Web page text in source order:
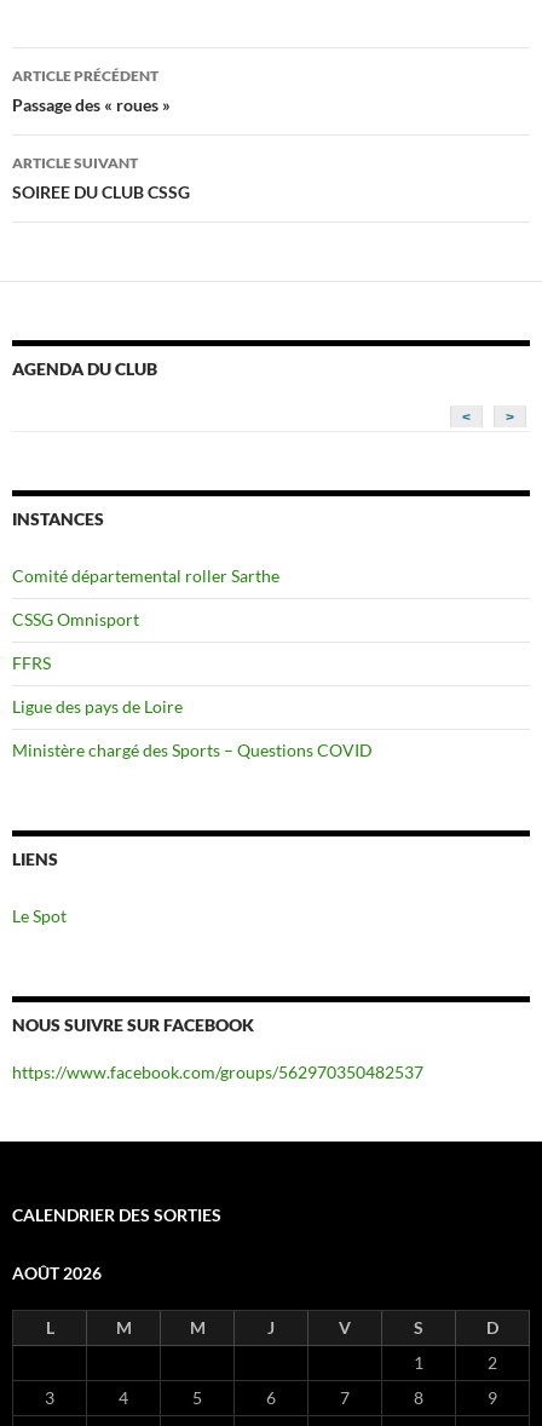
Navigation
des
articles
ARTICLE PRÉCÉDENT
Passage des « roues »
ARTICLE SUIVANT
SOIREE DU CLUB CSSG
AGENDA DU CLUB
< >
INSTANCES
Comité départemental roller Sarthe
CSSG Omnisport
FFRS
Ligue des pays de Loire
Ministère chargé des Sports – Questions COVID
LIENS
Le Spot
NOUS SUIVRE SUR FACEBOOK
https://www.facebook.com/groups/562970350482537
CALENDRIER DES SORTIES
AOÛT 2026
L M M J V S
D
1
2
3
4 5 6 7 8
9